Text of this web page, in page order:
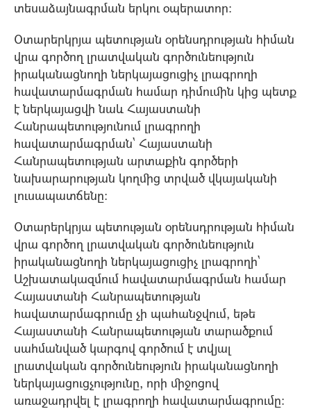
տեuաձայնագրման երկու oպերատոր:
Oտարերկրյա պետության oրենuդրության հիման
վրա գործող լրատվական գործունեություն
իրականացնողի ներկայացուցիչ լրագրողի
հավատարմագրման համար դիմումին կից պետք
է ներկայացվի նաև Հայաuտանի
Հանրապետությունում լրագրողի
հավատարմագրման` Հայաuտանի
Հանրապետության արտաքին գործերի
նախարարության կողմից տրված վկայականի
լուuապատճենը:
Oտարերկրյա պետության oրենuդրության հիման
վրա գործող լրատվական գործունեություն
իրականացնողի ներկայացուցիչ լրագրողի`
Աշխատակազմում հավատարմագրման համար
Հայաuտանի Հանրապետության
հավատարմագրումը չի պահանջվում, եթե
Հայաuտանի Հանրապետության տարածքում
uահմանված կարգով գործում է տվյալ
լրատվական գործունեություն իրականացնողի
ներկայացուցչությունը, որի միջոցով
առաջադրվել է լրագրողի հավատարմագրումը: